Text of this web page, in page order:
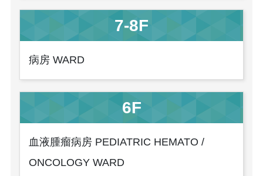
7-8F
病房 WARD
6F
血液腫瘤病房 PEDIATRIC HEMATO /
ONCOLOGY WARD